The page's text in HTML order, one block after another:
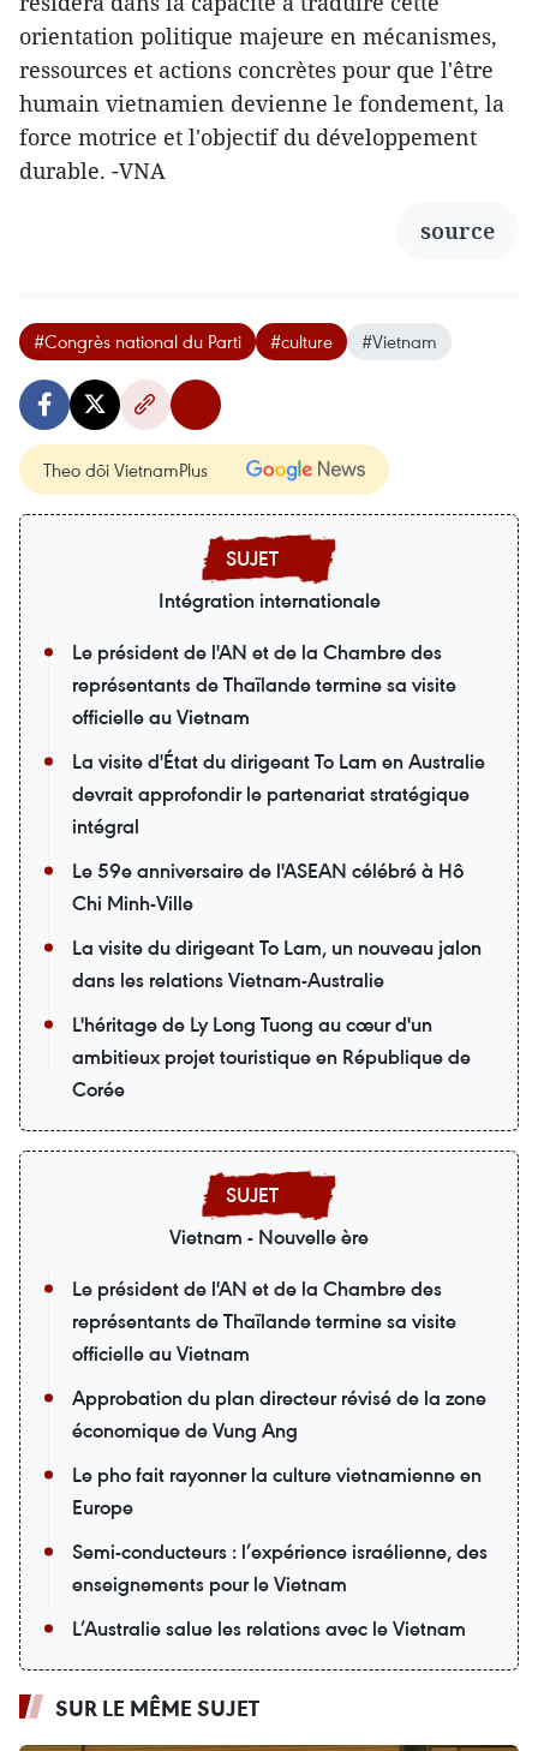
orientation politique majeure en mécanismes,
ressources et actions concrètes pour que l'être
humain vietnamien devienne le fondement, la
force motrice et l'objectif du développement
durable. -VNA
source
#Congrès national du Parti #culture #Vietnam
Theo dõi VietnamPlus
Intégration internationale
Le président de l'AN et de la Chambre des
représentants de Thaïlande termine sa visite
officielle au Vietnam
La visite d'État du dirigeant To Lam en Australie
devrait approfondir le partenariat stratégique
intégral
Le 59e anniversaire de l'ASEAN célébré à Hô
Chi Minh-Ville
La visite du dirigeant To Lam, un nouveau jalon
dans les relations Vietnam-Australie
L'héritage de Ly Long Tuong au cœur d'un
ambitieux projet touristique en République de
Corée
Vietnam - Nouvelle ère
Le président de l'AN et de la Chambre des
représentants de Thaïlande termine sa visite
officielle au Vietnam
Approbation du plan directeur révisé de la zone
économique de Vung Ang
Le pho fait rayonner la culture vietnamienne en
Europe
Semi-conducteurs : l’expérience israélienne, des
enseignements pour le Vietnam
L’Australie salue les relations avec le Vietnam
SUR LE MÊME SUJET